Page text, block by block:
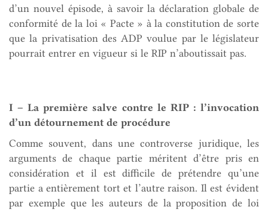
d’un nouvel épisode, à savoir la déclaration globale de
conformité de la loi « Pacte » à la constitution de sorte
que la privatisation des ADP voulue par le législateur
pourrait entrer en vigueur si le RIP n’aboutissait pas.
I – La première salve contre le RIP : l’invocation
d’un détournement de procédure
Comme souvent, dans une controverse juridique, les
arguments de chaque partie méritent d’être pris en
considération et il est difficile de prétendre qu’une
partie a entièrement tort et l’autre raison. Il est évident
par exemple que les auteurs de la proposition de loi